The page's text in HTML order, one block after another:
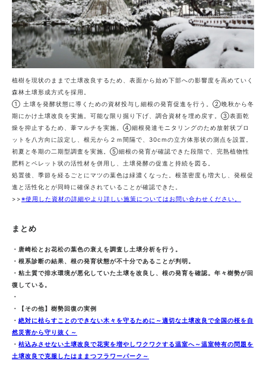
植樹を現状のままで土壌改良するため、表面から始め下部への影響度を高めていく
森林土壌形成方式を採用。
① 土壌を発酵状態に導くための資材投与し細根の発育促進を行う。②晩秋から冬
期にかけ土壌改良を実施。可能な限り掘り下げ、調合資材を埋め戻す。③表面乾
燥を抑止するため、葦マルチを実施。④細根発達モニタリングのため放射状プロ
ットを八方向に設定し、根元から２ｍ間隔で、30cmの立方体形状の測点を設置。
初夏と冬期の二期型調査を実施。⑤細根の発育が確認できた段階で、完熟植物性
肥料とペレット状の活性材を併用し、土壌発酵の促進と持続を図る。
処置後、季節を経るごとにマツの葉色は緑濃くなった。根茎密度も増大し、発根促
進と活性化とが同時に確保されていることが確認できた。
>>※使用した資材の詳細やより詳しい施策についてはお問い合わせください。
まとめ
・唐崎松とお花松の葉色の衰えを調査し土壌分析を行う。
・根系診断の結果、根の発育状態が不十分であることが判明。
・粘土質で排水環境が悪化していた土壌を改良し、根の発育を確認。年々樹勢が回
復している。
・
・【その他】樹勢回復の実例
・ 絶対に枯らすことのできない木々を守るために～適切な土壌改良で全国の桜を自
然災害から守り抜く～
・ 枯込みさせない土壌改良で花実を増やしワクワクする温室へ～温室特有の問題を
土壌改良で克服したはままつフラワーパーク～